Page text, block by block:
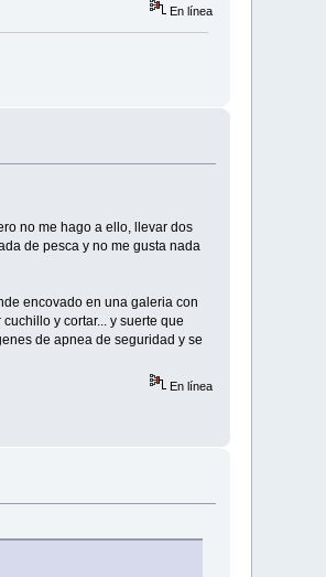
En línea
no me hago a ello, llevar dos
de pesca y no me gusta nada
encovado en una galeria con
y cortar... y suerte que
de apnea de seguridad y se
En línea